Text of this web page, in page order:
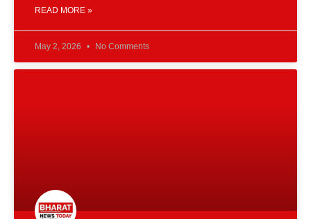
READ MORE »
May 2, 2026 No Comments